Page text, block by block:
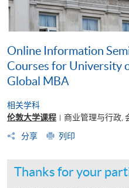
Online Information
Courses for University
Global MBA
相关学科
伦敦大学课程 | 商业管理与行政,
分享
列印
Thanks for your